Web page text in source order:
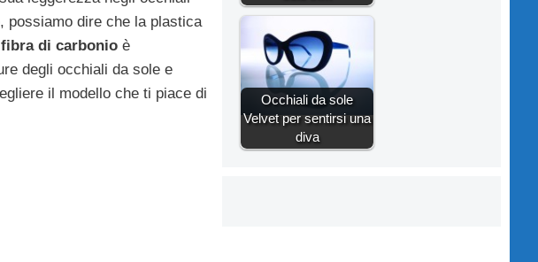
possiamo dire che la plastica
fibra di carbonio è
degli occhiali da sole e
il modello che ti piace di
Occhiali da sole
Velvet per sentirsi una
diva